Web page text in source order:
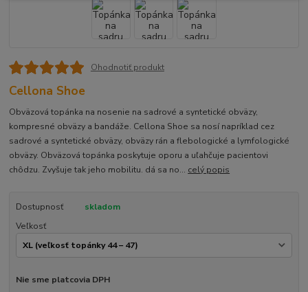
Ohodnotiť produkt
Cellona Shoe
Obväzová topánka na nosenie na sadrové a syntetické obväzy,
kompresné obväzy a bandáže. Cellona Shoe sa nosí napríklad cez
sadrové a syntetické obväzy, obväzy rán a flebologické a lymfologické
obväzy. Obväzová topánka poskytuje oporu a uľahčuje pacientovi
chôdzu. Zvyšuje tak jeho mobilitu. dá sa no... celý popis
Dostupnosť
skladom
Veľkosť
Nie sme platcovia DPH